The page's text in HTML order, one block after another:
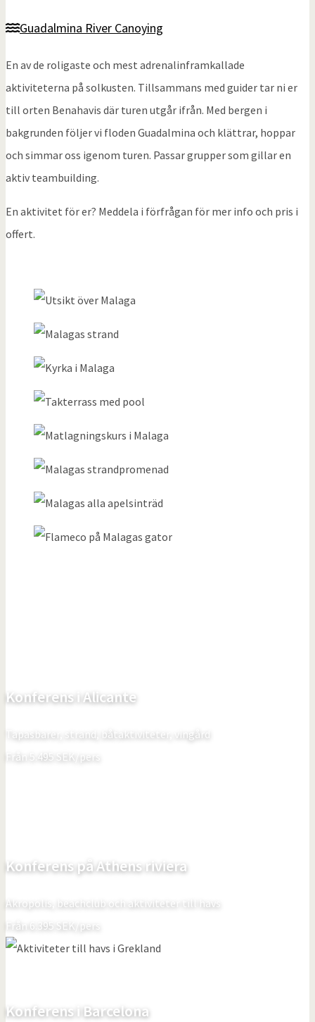
Guadalmina River Canoying
En av de roligaste och mest adrenalinframkallade
aktiviteterna på solkusten. Tillsammans med guider tar ni er
till orten Benahavis där turen utgår ifrån. Med bergen i
bakgrunden följer vi floden Guadalmina och klättrar, hoppar
och simmar oss igenom turen. Passar grupper som gillar en
aktiv teambuilding.
En aktivitet för er? Meddela i förfrågan för mer info och pris i
offert.
Konferens i Alicante
Tapasbarer, strand, båtaktiviteter, vingård
Från
5.495 SEK/pers
Konferens på Athens riviera
Akropolis, beachclub och aktiviteter till havs
Från 6.395 SEK/pers
Konferens i Barcelona